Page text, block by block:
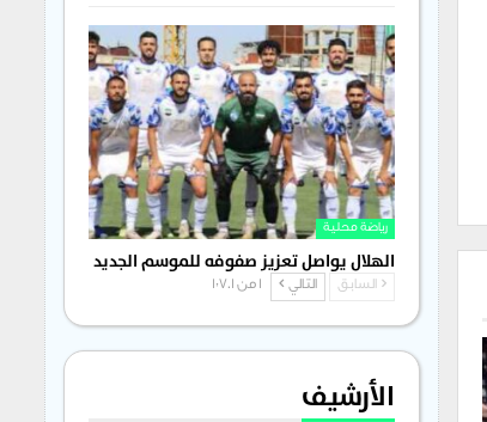
رياضة محلية
الهلال يواصل تعزيز صفوفه للموسم الجديد
السابق التالي 1 من 1٬701
الأرشيف